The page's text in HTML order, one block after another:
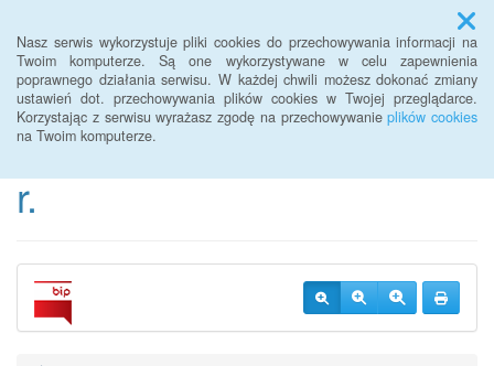
Nasz serwis wykorzystuje pliki cookies do przechowywania informacji na
Twoim komputerze. Są one wykorzystywane w celu zapewnienia
poprawnego działania serwisu. W każdej chwili możesz dokonać zmiany
ustawień dot. przechowywania plików cookies w Twojej przeglądarce.
Korzystając z serwisu wyrażasz zgodę na przechowywanieplików cookies
na Twoim komputerze.
Menu
BIP Urzędu Gminy
Janowice Wielkie od 2022
r.